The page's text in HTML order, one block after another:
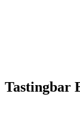
Tastingbar